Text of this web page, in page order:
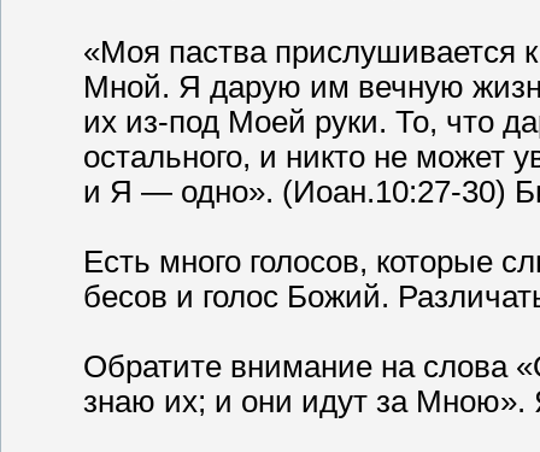
«Моя паства прислушивается
Мной. Я дарую им вечную
их из-под Моей руки. То, что
остального, и никто не может
и Я — одно». (Иоан.10:27-30)
Есть много голосов, которые
бесов и голос Божий.
Обратите внимание на слова
знаю их; и они идут за Мною».